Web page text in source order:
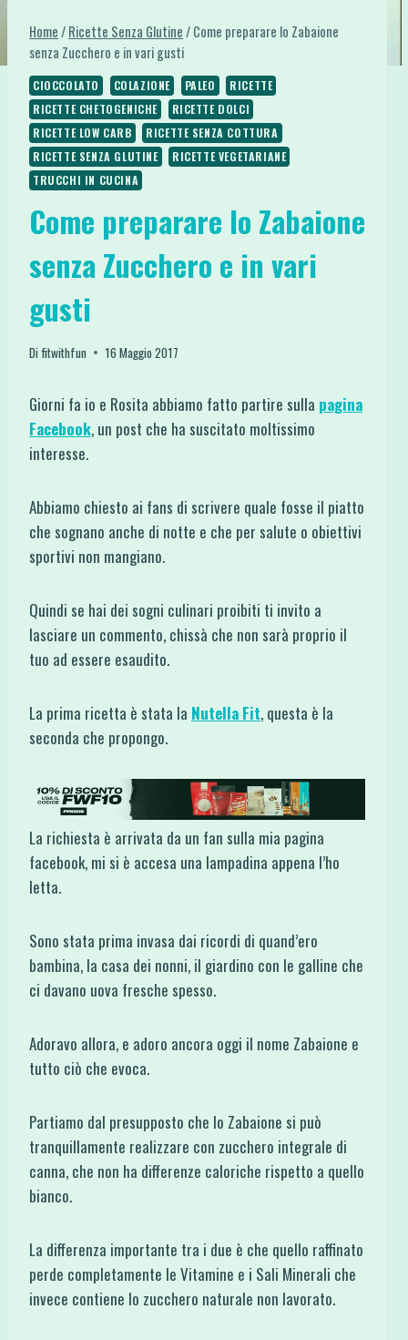
Home/Ricette Senza Glutine/Come preparare lo Zabaione
senza Zucchero e in vari gusti
CIOCCOLATO COLAZIONE PALEO
RICETTE
RICETTE CHETOGENICHE
RICETTE DOLCI
RICETTE LOW CARB
RICETTE SENZA COTTURA
RICETTE SENZA GLUTINE
RICETTE VEGETARIANE
TRUCCHI IN CUCINA
Come preparare lo Zabaione
senza Zucchero e in vari
gusti
Difitwithfun 16 Maggio 2017
Giorni fa io e Rosita abbiamo fatto partire sulla pagina
Facebook, un post che ha suscitato moltissimo
interesse.
Abbiamo chiesto ai fans di scrivere quale fosse il piatto
che sognano anche di notte e che per salute o obiettivi
sportivi non mangiano.
Quindi se hai dei sogni culinari proibiti ti invito a
lasciare un commento, chissà che non sarà proprio il
tuo ad essere esaudito.
La prima ricetta è stata la Nutella Fit, questa è la
seconda che propongo.
La richiesta è arrivata da un fan sulla mia pagina
facebook, mi si è accesa una lampadina appena l’ho
letta.
Sono stata prima invasa dai ricordi di quand’ero
bambina, la casa dei nonni, il giardino con le galline che
ci davano uova fresche spesso.
Adoravo allora, e adoro ancora oggi il nome Zabaione e
tutto ciò che evoca.
Partiamo dal presupposto che lo Zabaione si può
tranquillamente realizzare con zucchero integrale di
canna, che non ha differenze caloriche rispetto a quello
bianco.
La differenza importante tra i due è che quello raffinato
perde completamente le Vitamine e i Sali Minerali che
invece contiene lo zucchero naturale non lavorato.